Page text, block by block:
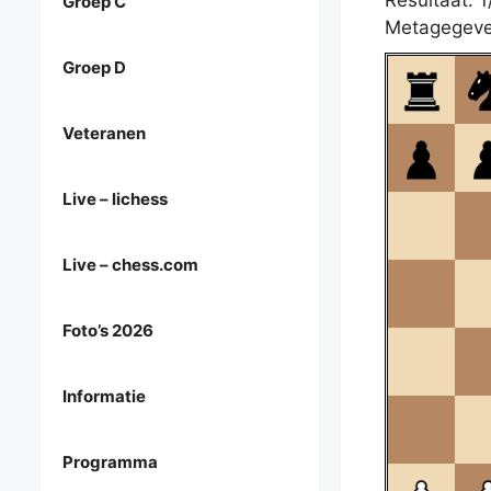
Groep D
Veteranen
Live – lichess
Live – chess.com
Foto’s 2026
Informatie
Programma